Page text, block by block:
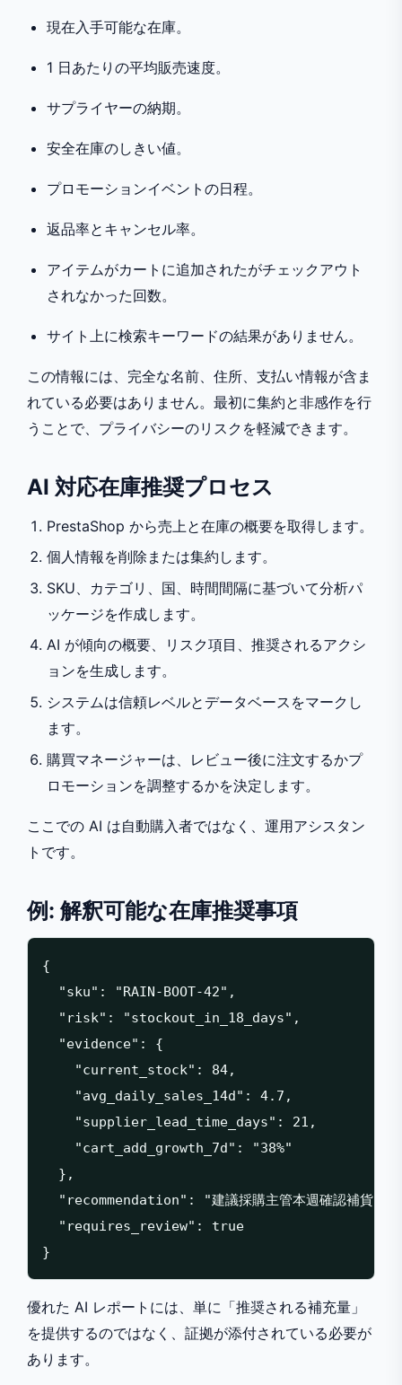
現在入手可能な在庫。
1 日あたりの平均販売速度。
サプライヤーの納期。
安全在庫のしきい値。
プロモーションイベントの日程。
返品率とキャンセル率。
アイテムがカートに追加されたがチェックアウト
されなかった回数。
サイト上に検索キーワードの結果がありません。
この情報には、完全な名前、住所、支払い情報が含ま
れている必要はありません。最初に集約と非感作を行
うことで、プライバシーのリスクを軽減できます。
AI 対応在庫推奨プロセス
PrestaShop から売上と在庫の概要を取得します。
個人情報を削除または集約します。
SKU、カテゴリ、国、時間間隔に基づいて分析パ
ッケージを作成します。
AI が傾向の概要、リスク項目、推奨されるアクシ
ョンを生成します。
システムは信頼レベルとデータベースをマークし
ます。
購買マネージャーは、レビュー後に注文するかプ
ロモーションを調整するかを決定します。
ここでの AI は自動購入者ではなく、運用アシスタン
トです。
例: 解釈可能な在庫推奨事項
{
  "sku": "RAIN-BOOT-42",
  "risk": "stockout_in_18_days",
  "evidence": {
    "current_stock": 84,
    "avg_daily_sales_14d": 4.7,
    "supplier_lead_time_days": 21,
    "cart_add_growth_7d": "38%"
  },
"recommendation": "建議採購主管本週確認補貨。若
  "requires_review": true
優れた AI レポートには、単に「推奨される補充量」
を提供するのではなく、証拠が添付されている必要が
あります。